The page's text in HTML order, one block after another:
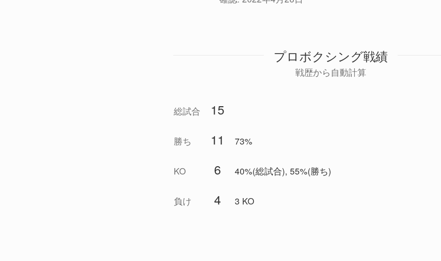
プロボクシング戦績
戦歴から自動計算
総試合 15
勝ち 11 73%
KO 6 40%(総試合), 55%(勝ち)
負け 4 3 KO